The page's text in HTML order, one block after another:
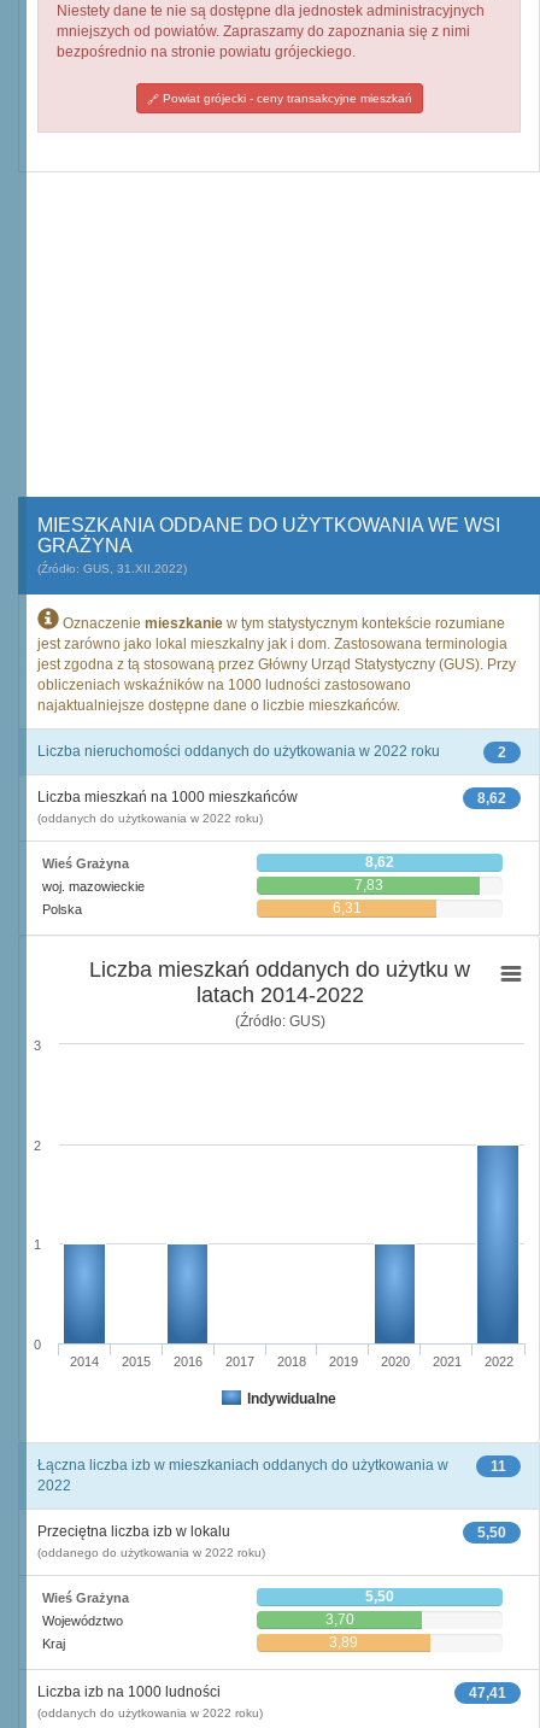
Niestety dane te nie są dostępne dla jednostek administracyjnych
mniejszych od powiatów. Zapraszamy do zapoznania się z nimi
bezpośrednio na stronie powiatu grójeckiego.
Powiat grójecki - ceny transakcyjne mieszkań
MIESZKANIA ODDANE DO UŻYTKOWANIA WE WSI
GRAŻYNA
(Źródło: GUS, 31.XII.2022)
Oznaczenie mieszkanie w tym statystycznym kontekście rozumiane
jest zarówno jako lokal mieszkalny jak i dom. Zastosowana terminologia
jest zgodna z tą stosowaną przez Główny Urząd Statystyczny (GUS). Przy
obliczeniach wskaźników na 1000 ludności zastosowano
najaktualniejsze dostępne dane o liczbie mieszkańców.
2
Liczba nieruchomości oddanych do użytkowania w 2022 roku
8,62
Liczba mieszkań na 1000 mieszkańców
(oddanych do użytkowania w 2022 roku)
Wieś Grażyna 8,62
woj. mazowieckie 7,83
Polska 6,31
Liczba mieszkań oddanych do użytku w
latach 2014-2022
(Źródło: GUS)
Indywidualne
2014 2015 2016 2017 2018 2019 2020 2021 2022
0
1
2
3
11
Łączna liczba izb w mieszkaniach oddanych do użytkowania w
2022
5,50
Przeciętna liczba izb w lokalu
(oddanego do użytkowania w 2022 roku)
Wieś Grażyna 5,50
Województwo 3,70
Kraj 3,89
47,41
Liczba izb na 1000 ludności
(oddanych do użytkowania w 2022 roku)